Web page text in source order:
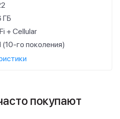
ГБ
+ Cellular
(10-го поколения)
покупают